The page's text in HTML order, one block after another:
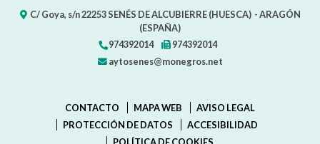
C/ Goya, s/n22253SENÉS DE ALCUBIERRE (HUESCA) - ARAGÓN
(ESPAÑA)
974392014
974392014
aytosenes@monegros.net
CONTACTO MAPA WEB
AVISO LEGAL
PROTECCIÓN DE DATOS
ACCESIBILIDAD
POLÍTICA DE COOKIES